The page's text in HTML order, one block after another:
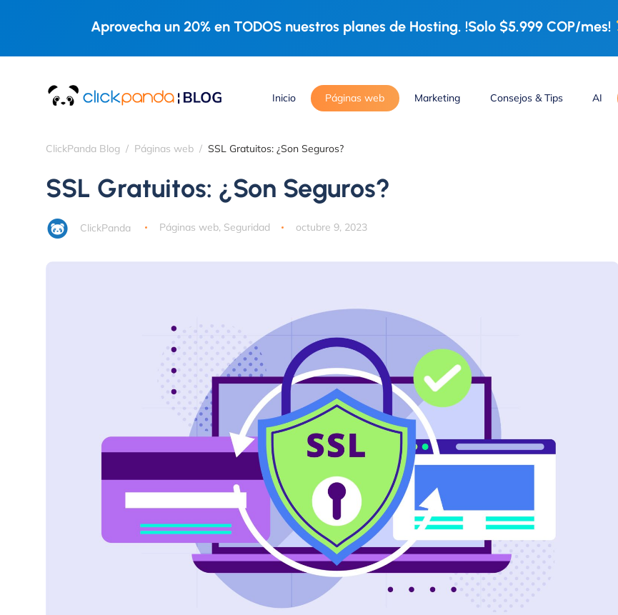
Aprovecha un 20% en TODOS nuestros planes de Hosting. !Solo $5.999 COP/mes!
Inicio Páginas web Marketing Consejos & Tips AI
ClickPanda Blog Páginas web SSL Gratuitos: ¿Son Seguros?
SSL Gratuitos: ¿Son Seguros?
ClickPanda Páginas web, Seguridad octubre 9, 2023